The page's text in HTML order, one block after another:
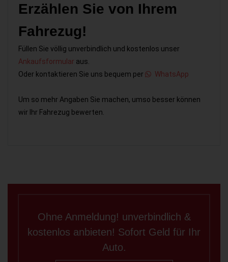
Erzählen Sie von Ihrem
Fahrezug!
Füllen Sie völlig unverbindlich und kostenlos unser
Ankaufsformular aus.
Oder kontaktieren Sie uns bequem per
WhatsApp
Um so mehr Angaben Sie machen, umso besser können
wir Ihr Fahrezug bewerten.
Ohne Anmeldung! unverbindlich &
kostenlos anbieten! Sofort Geld für Ihr
Auto.